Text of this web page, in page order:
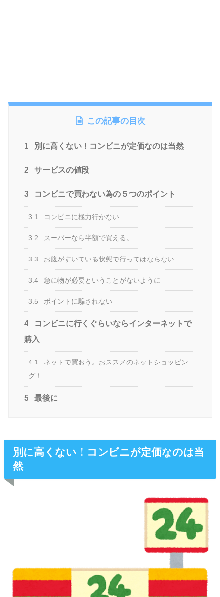
この記事の目次
1 別に高くない！コンビニが定価なのは当然
2 サービスの値段
3 コンビニで買わない為の５つのポイント
3.1 コンビニに極力行かない
3.2 スーパーなら半額で買える。
3.3 お腹がすいている状態で行ってはならない
3.4 急に物が必要ということがないように
3.5 ポイントに騙されない
4
コンビニに行くぐらいならインターネットで
購入
4.1
ネットで買おう。おススメのネットショッピン
グ！
5 最後に
別に高くない！コンビニが定価なのは当
然